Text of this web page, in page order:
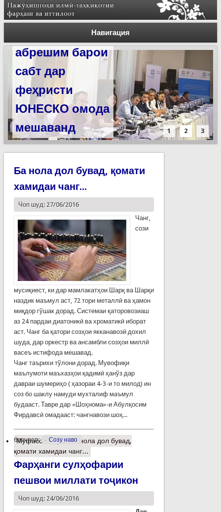
Навигация
Силсилаи
ёдгориҳои роҳи
абрешим барои
сабт дар
феҳристи
ЮНЕСКО омода
мешаванд
1 2 3
Ба нола дол бувад, қомати
хамидаи чанг...
Чоп шуд: 27/06/2016
Чанг,
сози
мусиқиест, ки дар мамлакатҳои Шарқ ва Шарқи
наздик маъмул аст, 72 тори металлӣ ва ҳамон
миқдор гўшак дорад. Системаи қаторовозиаш
аз 24 пардаи диатоникӣ ва хроматикӣ иборат
аст. Чанг ба қатори созҳои якканавозӣ дохил
шуда, дар оркестр ва ансамбли созҳои миллӣ
васеъ истифода мешавад.
Чанг таърихи тўлони дорад. Мувофиқи
маълумоти маъхазҳои қадимӣ ҳанўз дар
давраи шумериҳо ( ҳазораи 4-3-и то милод) ин
соз бо шаклу намуди мухталиф маъмул
будааст. Тавре дар «Шоҳнома»-и Абулқосим
Фирдавсӣ омадааст: чангнавози шоҳ...
барчасп: Созу наво
Муфассалтаро Ба нола дол бувад,
қомати хамидаи чанг...
Фарҳанги сулҳофарии
пешвои миллати тоҷикон
Чоп шуд: 24/06/2016